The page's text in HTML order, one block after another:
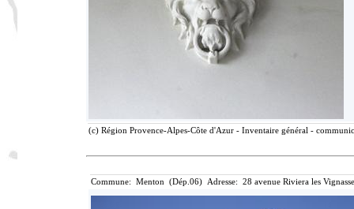
(c) Région Provence-Alpes-Côte d'Azur - Inventaire général -
Commune: Menton (Dép.06) Adresse: 28 avenue Riviera les